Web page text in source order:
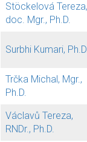
Stöckelová Tereza,
doc. Mgr., Ph.D.
Surbhi Kumari,
Trčka Michal, Mgr.,
Ph.D.
Václavů Tereza,
RNDr., Ph.D.